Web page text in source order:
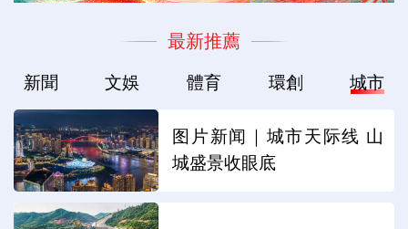
最新推薦
新聞 文娛 體育 環創 城市
图片新闻｜城市天际线 山
城盛景收眼底